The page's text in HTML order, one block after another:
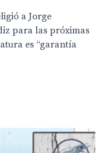
a Jorge
para las próximas
es “garantía